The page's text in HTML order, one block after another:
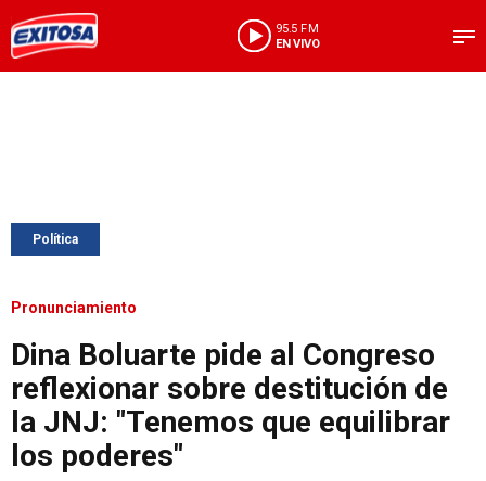
95.5 FM
EN VIVO
Política
Pronunciamiento
Dina Boluarte pide al Congreso
reflexionar sobre destitución de
la JNJ: "Tenemos que equilibrar
los poderes"